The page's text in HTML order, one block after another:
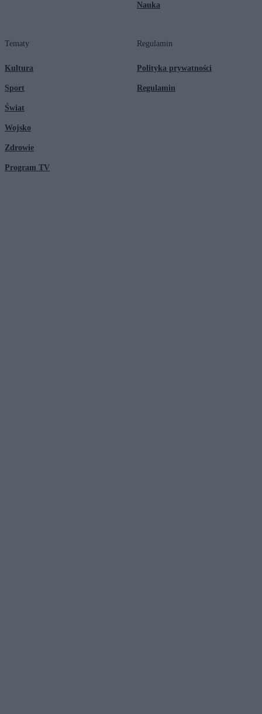
Nauka
Tematy
Kultura
Sport
Świat
Wojsko
Zdrowie
Program TV
Regulamin
Polityka prywatności
Regulamin